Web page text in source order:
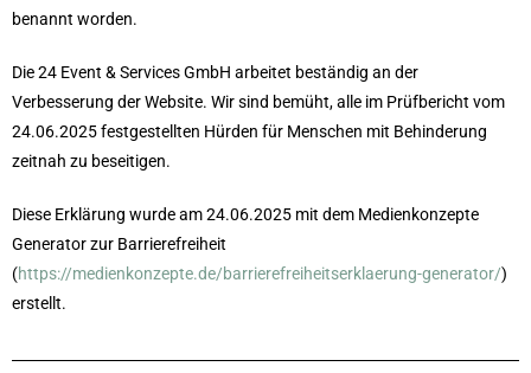
benannt worden.
Die 24 Event & Services GmbH arbeitet beständig an der
Verbesserung der Website. Wir sind bemüht, alle im Prüfbericht vom
24.06.2025 festgestellten Hürden für Menschen mit Behinderung
zeitnah zu beseitigen.
Diese Erklärung wurde am 24.06.2025 mit dem Medienkonzepte
Generator zur Barrierefreiheit
(https://medienkonzepte.de/barrierefreiheitserklaerung-generator/)
erstellt.